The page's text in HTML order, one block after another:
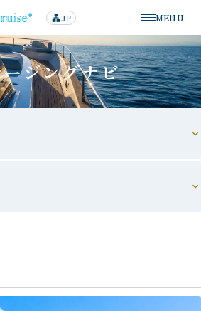
メニューを
MENU
lan
g
u
a
g
e
JP
ジングナビ